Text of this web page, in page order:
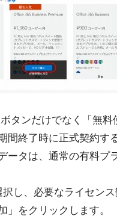
タンだけでなく「無料
間終了時に正式契約す
ータは、通常の有料プ
し、必要なライセン
」をクリックします。